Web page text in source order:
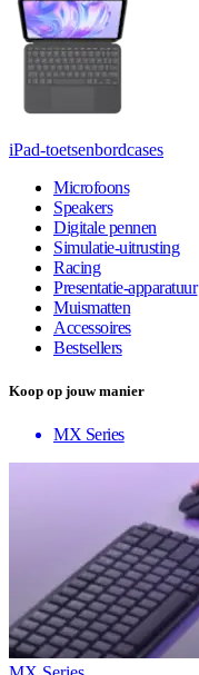
iPad-toetsenbordcases
Microfoons
Speakers
Digitale pennen
Simulatie-uitrusting
Racing
Presentatie-apparatuur
Muismatten
Accessoires
Bestsellers
Koop op jouw manier
MX Series